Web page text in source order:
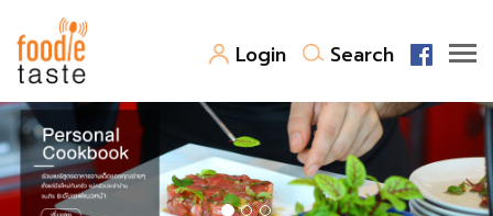
Login Search
สูตรอาหาร
สูตรอาหารล่าสุด
พาไปชิม